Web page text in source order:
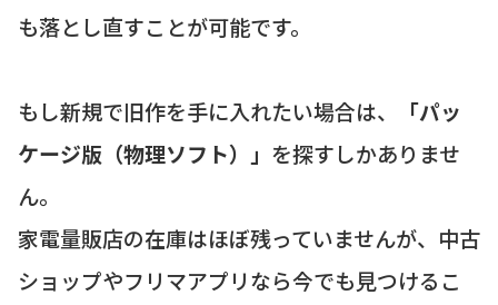
も落とし直すことが可能です。
もし新規で旧作を手に入れたい場合は、
「パッ
ケージ版（物理ソフト）」 を探すしかありませ
ん。
家電量販店の在庫はほぼ残っていませんが、中古
ショップやフリマアプリなら今でも見つけるこ